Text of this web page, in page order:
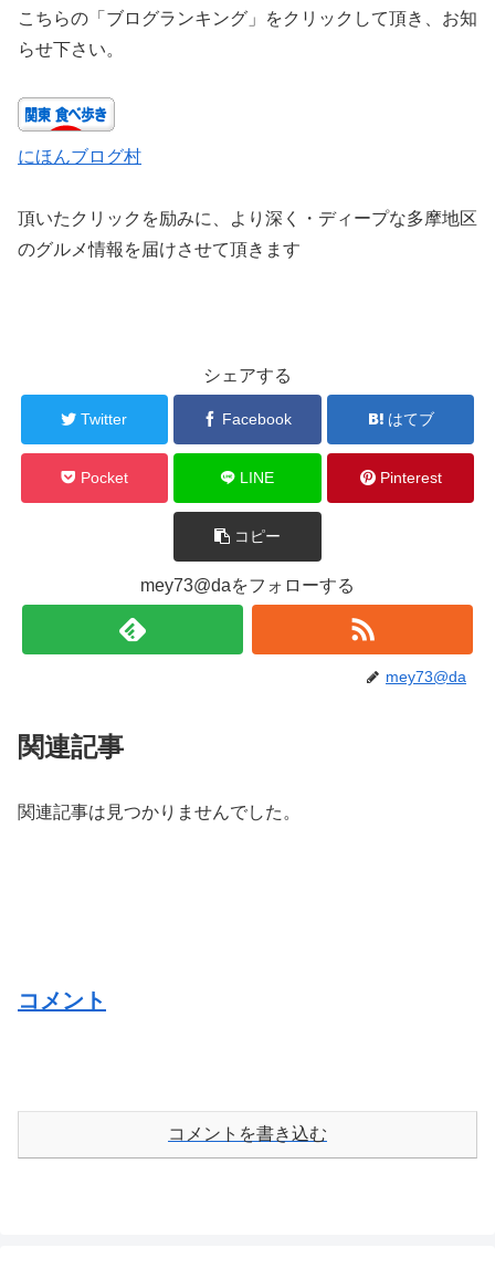
こちらの「ブログランキング」をクリックして頂き、お知
らせ下さい。
にほんブログ村
頂いたクリックを励みに、より深く・ディープな多摩地区
のグルメ情報を届けさせて頂きます
シェアする
Twitter Facebook はてブ
Pocket LINE Pinterest
コピー
mey73@daをフォローする
mey73@da
関連記事
関連記事は見つかりませんでした。
コメント
コメントを書き込む